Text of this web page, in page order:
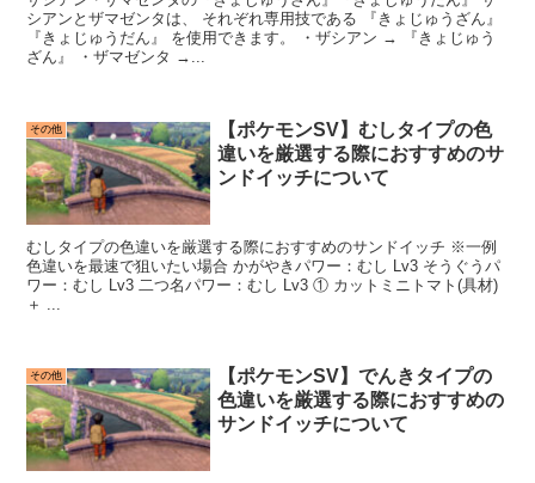
シアンとザマゼンタは、 それぞれ専用技である 『きょじゅうざん』
『きょじゅうだん』 を使用できます。 ・ザシアン → 『きょじゅう
ざん』 ・ザマゼンタ →...
その他
【ポケモンSV】むしタイプの色
違いを厳選する際におすすめのサ
ンドイッチについて
むしタイプの色違いを厳選する際におすすめのサンドイッチ ※一例
色違いを最速で狙いたい場合 かがやきパワー：むし Lv3 そうぐうパ
ワー：むし Lv3 二つ名パワー：むし Lv3 ① カットミニトマト(具材)
＋ ...
その他
【ポケモンSV】でんきタイプの
色違いを厳選する際におすすめの
サンドイッチについて